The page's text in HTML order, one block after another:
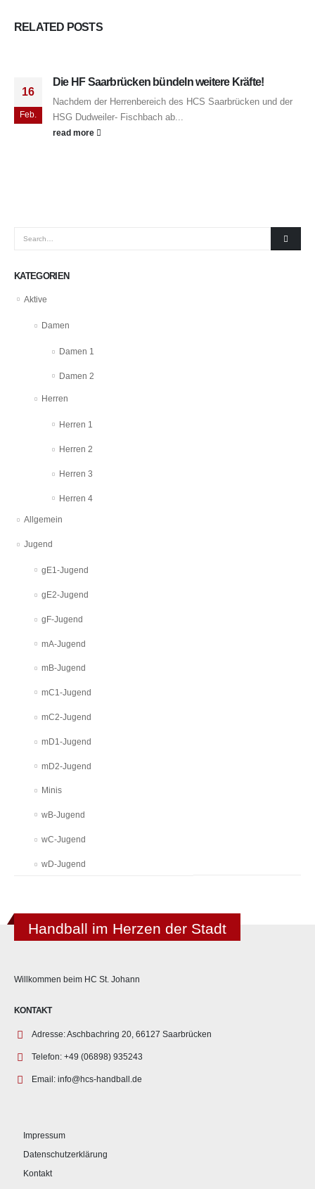
RELATED POSTS
16
Feb.
Die HF Saarbrücken bündeln weitere Kräfte!
Nachdem der Herrenbereich des HCS Saarbrücken und der
HSG Dudweiler- Fischbach ab...
read more
KATEGORIEN
Aktive
Damen
Damen 1
Damen 2
Herren
Herren 1
Herren 2
Herren 3
Herren 4
Allgemein
Jugend
gE1-Jugend
gE2-Jugend
gF-Jugend
mA-Jugend
mB-Jugend
mC1-Jugend
mC2-Jugend
mD1-Jugend
mD2-Jugend
Minis
wB-Jugend
wC-Jugend
wD-Jugend
Handball im Herzen der Stadt
Willkommen beim HC St. Johann
KONTAKT
Adresse:Aschbachring 20, 66127 Saarbrücken
Telefon: +49 (06898) 935243
Email: info@hcs-handball.de
Impressum
Datenschutzerklärung
Kontakt